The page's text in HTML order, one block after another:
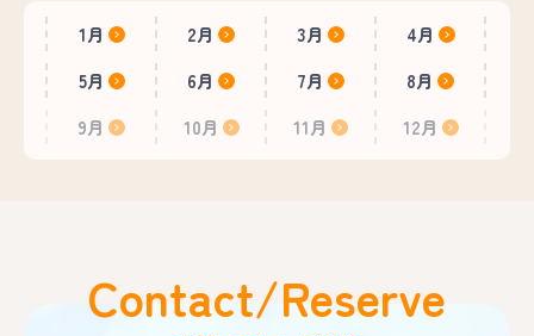
1月 2月 3月
4月
5月
6月 7月
8月
9月
10月 11月 12月
Contact/Reserve